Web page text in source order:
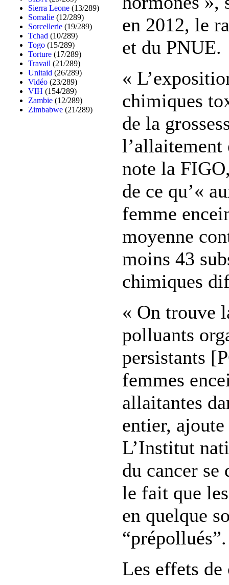
Sierra Leone (13/289)
Somalie (12/289)
Sorcellerie (19/289)
Tchad (10/289)
Togo (15/289)
Torture (17/289)
Travail (21/289)
Unitaid (26/289)
Vidéo (23/289)
VIH (154/289)
Zambie (12/289)
Zimbabwe (21/289)
en 2012, le
et du PNUE.
«
chimiques
de la
note la
de ce qu’«
femme
moyenne
moins 43
chimiques
« On trouve
polluants
persistants
femmes
allaitantes
entier,
L’Institut
du cancer se
le fait que
en quelque
Les effets